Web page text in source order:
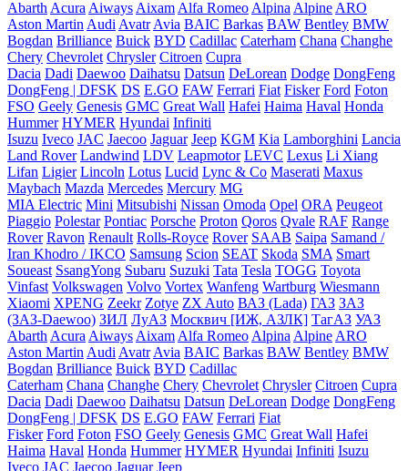
Abarth Acura Aiways Aixam Alfa Romeo Alpina Alpine ARO
Aston Martin Audi Avatr Avia BAIC Barkas BAW Bentley BMW
Bogdan Brilliance Buick BYD Cadillac Caterham Chana Changhe
Chery Chevrolet Chrysler Citroen Cupra
Dacia Dadi Daewoo Daihatsu Datsun DeLorean Dodge DongFeng
DongFeng | DFSK DS E.GO FAW Ferrari Fiat Fisker Ford Foton
FSO Geely Genesis GMC Great Wall Hafei Haima Haval Honda
Hummer HYMER Hyundai Infiniti
Isuzu Iveco JAC Jaecoo Jaguar Jeep KGM Kia Lamborghini Lancia
Land Rover Landwind LDV Leapmotor LEVC Lexus Li Xiang
Lifan Ligier Lincoln Lotus Lucid Lync & Co Maserati Maxus
Maybach Mazda Mercedes Mercury MG
MIA Electric Mini Mitsubishi Nissan Omoda Opel ORA Peugeot
Piaggio Polestar Pontiac Porsche Proton Qoros Qvale RAF Range
Rover Ravon Renault Rolls-Royce Rover SAAB Saipa Samand /
Iran Khodro / IKCO Samsung Scion SEAT Skoda SMA Smart
Soueast SsangYong Subaru Suzuki Tata Tesla TOGG Toyota
Vinfast Volkswagen Volvo Vortex Wanfeng Wartburg Wiesmann
Xiaomi XPENG Zeekr Zotye ZX Auto ВАЗ (Lada) ГАЗ ЗАЗ
(ЗАЗ-Daewoo) ЗИЛ ЛуАЗ Москвич [ИЖ, АЗЛК] ТагАЗ УАЗ
Abarth Acura Aiways Aixam Alfa Romeo Alpina Alpine ARO
Aston Martin Audi Avatr Avia BAIC Barkas BAW Bentley BMW
Bogdan Brilliance Buick BYD Cadillac
Caterham Chana Changhe Chery Chevrolet Chrysler Citroen Cupra
Dacia Dadi Daewoo Daihatsu Datsun DeLorean Dodge DongFeng
DongFeng | DFSK DS E.GO FAW Ferrari Fiat
Fisker Ford Foton FSO Geely Genesis GMC Great Wall Hafei
Haima Haval Honda Hummer HYMER Hyundai Infiniti Isuzu
Iveco JAC Jaecoo Jaguar Jeep